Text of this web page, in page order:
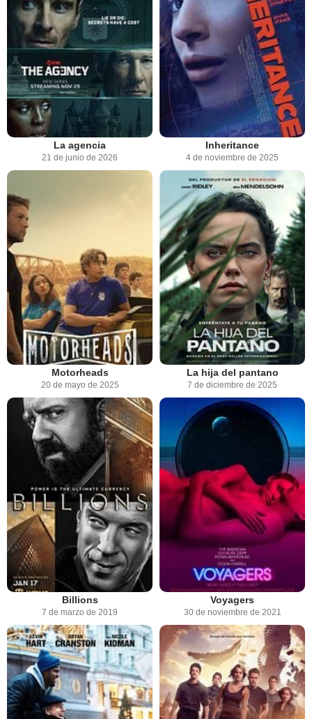
La agencia
21 de junio de 2026
Inheritance
4 de noviembre de 2025
Motorheads
20 de mayo de 2025
La hija del pantano
7 de diciembre de 2025
Billions
7 de marzo de 2019
Voyagers
30 de noviembre de 2021